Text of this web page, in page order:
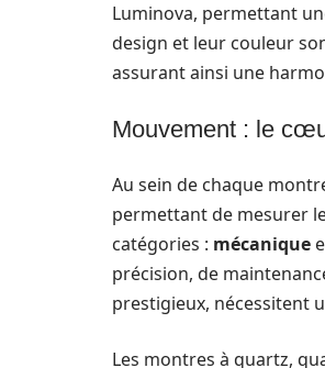
Luminova, permettant
design et leur couleur
assurant ainsi une
Mouvement : le
Au sein de chaque
permettant de mesurer
catégories : mécanique
précision, de
prestigieux, nécessitent
Les montres à quartz,